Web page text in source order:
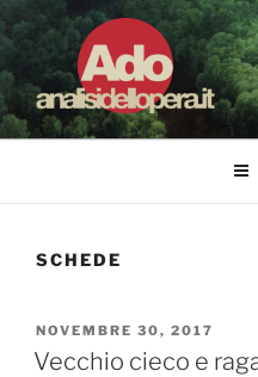
Salta
al
contenuto
ADO
Osservare le opere d'arte
SCHEDE
PUBBLICATO
IL
NOVEMBRE 30, 2017
Vecchio cieco e